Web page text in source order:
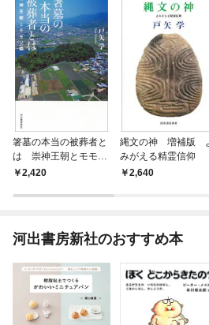
箸墓の本当の被葬者と
は 崇神王朝とモモソ
姫2,420
縄文の神 増補版
みがえる精霊信仰
2,640
河出書房新社のおすすめ本